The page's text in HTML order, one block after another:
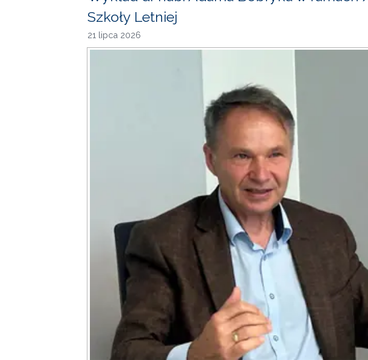
Szkoły Letniej
21 lipca 2026